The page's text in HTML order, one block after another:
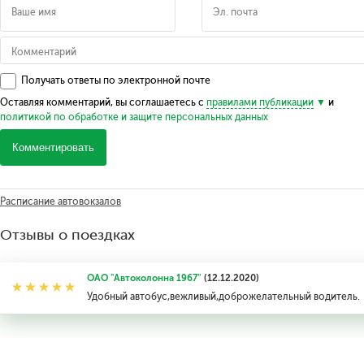
Получать ответы по электронной почте
Оставляя комментарий, вы соглашаетесь с правилами публикации
и
политикой по обработке и защите персональных данных
Комментировать
Расписание автовокзалов
Отзывы о поездках
ОАО "Автоколонна 1967" (12.12.2020)
Удобный автобус,вежливый,доброжелательный водитель.